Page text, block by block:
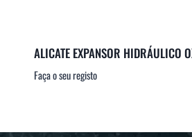
ALICATE EXPANSOR HIDRÁULICO
Faça o seu registo